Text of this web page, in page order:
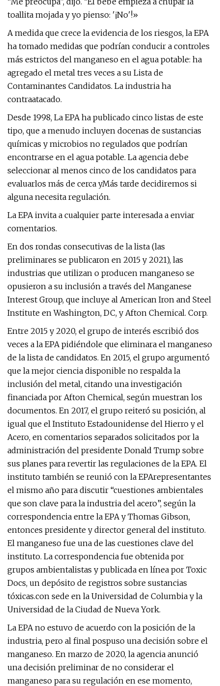
toallita mojada y yo pienso: '¡No'!»
A medida que crece la evidencia de los riesgos, la EPA
ha tomado medidas que podrían conducir a controles
más estrictos del manganeso en el agua potable: ha
agregado el metal tres veces a su Lista de
Contaminantes Candidatos. La industria ha
contraatacado.
Desde 1998, La EPA ha publicado cinco listas de este
tipo, que a menudo incluyen docenas de sustancias
químicas y microbios no regulados que podrían
encontrarse en el agua potable. La agencia debe
seleccionar al menos cinco de los candidatos para
evaluarlos más de cerca yMás tarde decidiremos si
alguna necesita regulación.
La EPA invita a cualquier parte interesada a enviar
comentarios.
En dos rondas consecutivas de la lista (las
preliminares se publicaron en 2015 y 2021), las
industrias que utilizan o producen manganeso se
opusieron a su inclusión a través del Manganese
Interest Group, que incluye al American Iron and Steel
Institute en Washington, DC, y Afton Chemical. Corp.
Entre 2015 y 2020, el grupo de interés escribió dos
veces a la EPA pidiéndole que eliminara el manganeso
de la lista de candidatos. En 2015, el grupo argumentó
que la mejor ciencia disponible no respalda la
inclusión del metal, citando una investigación
financiada por Afton Chemical, según muestran los
documentos. En 2017, el grupo reiteró su posición, al
igual que el Instituto Estadounidense del Hierro y el
Acero, en comentarios separados solicitados por la
administración del presidente Donald Trump sobre
sus planes para revertir las regulaciones de la EPA. El
instituto también se reunió con la EPArepresentantes
el mismo año para discutir “cuestiones ambientales
que son clave para la industria del acero”, según la
correspondencia entre la EPA y Thomas Gibson,
entonces presidente y director general del instituto.
El manganeso fue una de las cuestiones clave del
instituto. La correspondencia fue obtenida por
grupos ambientalistas y publicada en línea por Toxic
Docs, un depósito de registros sobre sustancias
tóxicas.con sede en la Universidad de Columbia y la
Universidad de la Ciudad de Nueva York.
La EPA no estuvo de acuerdo con la posición de la
industria, pero al final pospuso una decisión sobre el
manganeso. En marzo de 2020, la agencia anunció
una decisión preliminar de no considerar el
manganeso para su regulación en ese momento,